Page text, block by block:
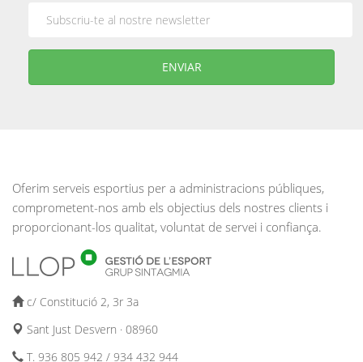
Oferim serveis esportius per a administracions públiques,
comprometent-nos amb els objectius dels nostres clients i
proporcionant-los qualitat, voluntat de servei i confiança.
c/ Constitució 2, 3r 3a
Sant Just Desvern · 08960
T. 936 805 942 / 934 432 944